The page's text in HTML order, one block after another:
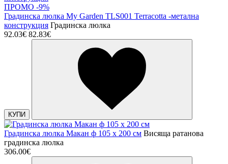
ПРОМО -9%
Градинска люлка My Garden TLS001 Terracotta -метална
конструкция Градинска люлка
92.03€ 82.83€
КУПИ
Градинска люлка Макан ф 105 х 200 см Висяща ратанова
градинска люлка
306.00€